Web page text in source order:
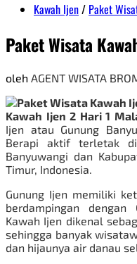
Kawah Ijen/ Paket
Paket Wisata
oleh AGENT WISATA
Kawah Ijen 2 Hari 1
Ijen atau Gunung
Berapi aktif terletak
Banyuwangi dan
Timur, Indonesia.
Gunung Ijen memiliki
berdampingan dengan
Kawah Ijen dikenal
sehingga banyak
dan hijaunya air danau